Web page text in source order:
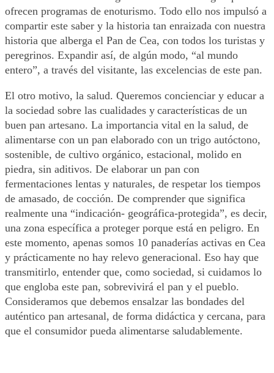
ofrecen programas de enoturismo. Todo ello nos impulsó a
compartir este saber y la historia tan enraizada con nuestra
historia que alberga el Pan de Cea, con todos los turistas y
peregrinos. Expandir así, de algún modo, “al mundo
entero”, a través del visitante, las excelencias de este pan.
El otro motivo, la salud. Queremos concienciar y educar a
la sociedad sobre las cualidades y características de un
buen pan artesano. La importancia vital en la salud, de
alimentarse con un pan elaborado con un trigo autóctono,
sostenible, de cultivo orgánico, estacional, molido en
piedra, sin aditivos. De elaborar un pan con
fermentaciones lentas y naturales, de respetar los tiempos
de amasado, de cocción. De comprender que significa
realmente una “indicación- geográfica-protegida”, es decir,
una zona específica a proteger porque está en peligro. En
este momento, apenas somos 10 panaderías activas en Cea
y prácticamente no hay relevo generacional. Eso hay que
transmitirlo, entender que, como sociedad, si cuidamos lo
que engloba este pan, sobrevivirá el pan y el pueblo.
Consideramos que debemos ensalzar las bondades del
auténtico pan artesanal, de forma didáctica y cercana, para
que el consumidor pueda alimentarse saludablemente.